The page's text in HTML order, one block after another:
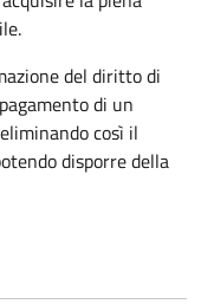
del diritto di
di un
così il
disporre della